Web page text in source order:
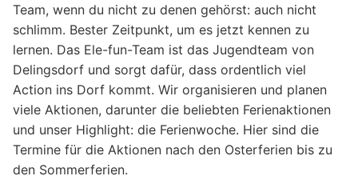
Team, wenn du nicht zu denen gehörst: auch nicht
schlimm. Bester Zeitpunkt, um es jetzt kennen zu
lernen. Das Ele-fun-Team ist das Jugendteam von
Delingsdorf und sorgt dafür, dass ordentlich viel
Action ins Dorf kommt. Wir organisieren und planen
viele Aktionen, darunter die beliebten Ferienaktionen
und unser Highlight: die Ferienwoche. Hier sind die
Termine für die Aktionen nach den Osterferien bis zu
den Sommerferien.